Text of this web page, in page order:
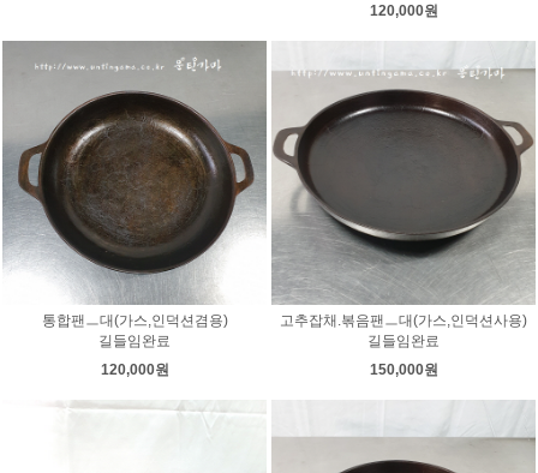
120,000원
통합팬ㅡ대(가스,인덕션겸용)
길들임완료
120,000원
고추잡채.볶음팬ㅡ대(가스,인덕션사용)
길들임완료
150,000원